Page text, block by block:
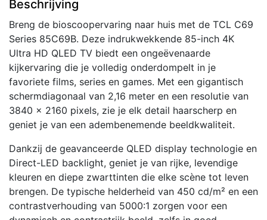
Beschrijving
Breng de bioscoopervaring naar huis met de TCL C69
Series 85C69B. Deze indrukwekkende 85-inch 4K
Ultra HD QLED TV biedt een ongeëvenaarde
kijkervaring die je volledig onderdompelt in je
favoriete films, series en games. Met een gigantisch
schermdiagonaal van 2,16 meter en een resolutie van
3840 x 2160 pixels, zie je elk detail haarscherp en
geniet je van een adembenemende beeldkwaliteit.
Dankzij de geavanceerde QLED display technologie en
Direct-LED backlight, geniet je van rijke, levendige
kleuren en diepe zwarttinten die elke scène tot leven
brengen. De typische helderheid van 450 cd/m² en een
contrastverhouding van 5000:1 zorgen voor een